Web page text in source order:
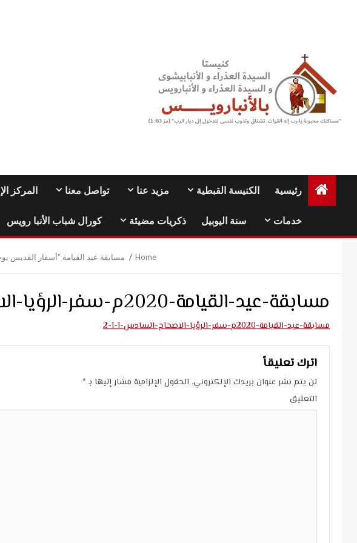
رئيسية الكنيسة القبطية مزيد عنا تواصل معنا المركز
خدمات سنة اليوبيل ذكريات مضيئة كورال شباب الأنبا رويس
Home مسابقة عيد القيامة “أسفار القديس
مسابقة-عيد-القيامة-2020م-سفر-الرؤيا-الاصحاح-السادس-1-1-2
مسابقة-عيد-القيامة-2020م-سفر-الرؤيا-الاصحاح-السادس-1-1-2
اترك تعليقاً
لن يتم نشر عنوان بريدك الإلكتروني. الحقول الإلزامية مشار إليها بـ*
التعليق